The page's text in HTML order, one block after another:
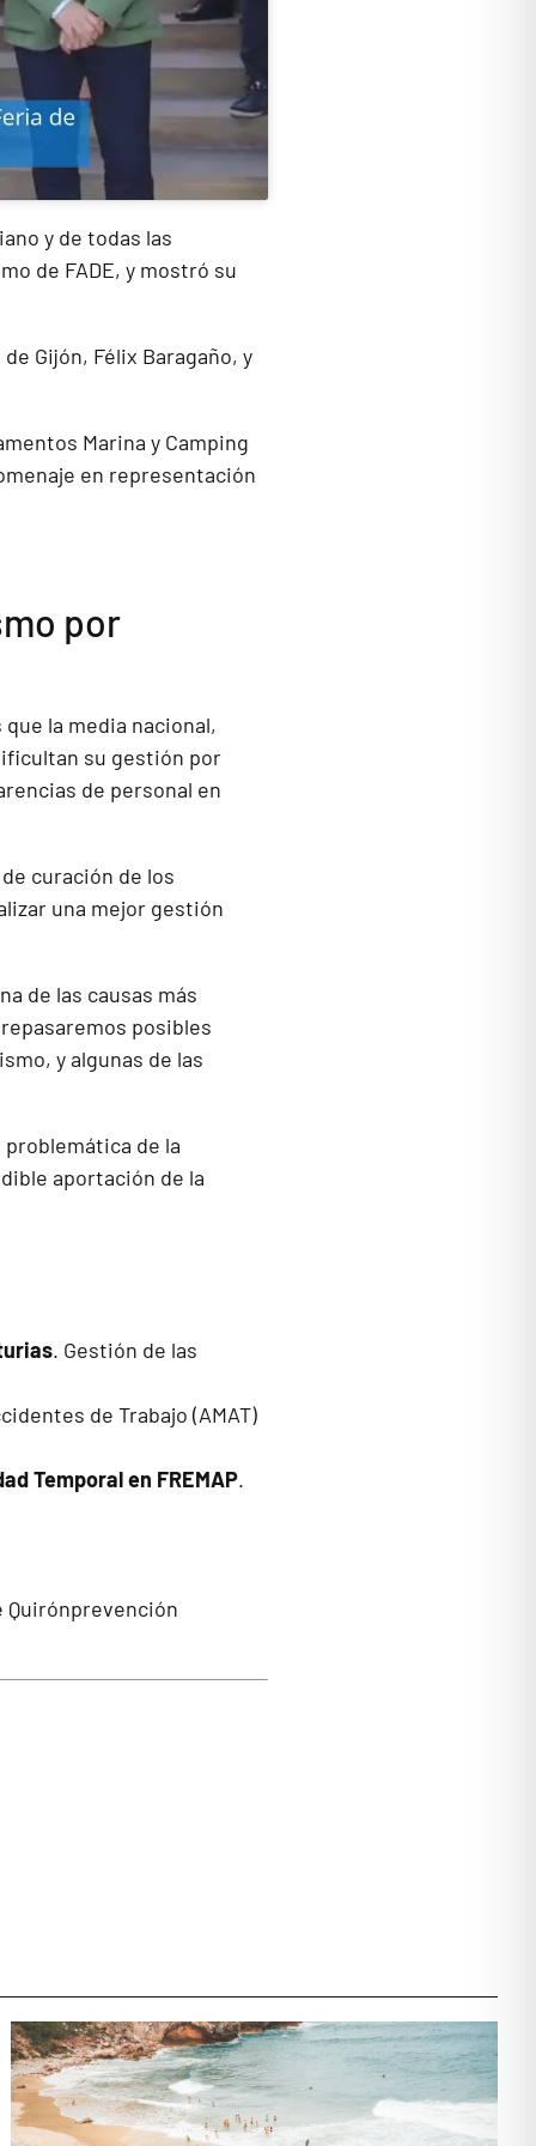
y de todas las
de FADE, y mostró su
Gijón, Félix Baragaño, y
Marina y Camping
en representación
por
la media nacional,
su gestión por
de personal en
curación de los
una mejor gestión
de las causas más
posibles
y algunas de las
de la
aportación de la
. Gestión de las
de Trabajo (AMAT)
Temporal en FREMAP.
Quirónprevención